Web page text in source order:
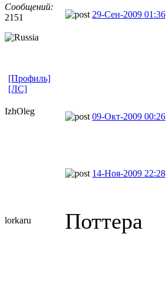
Сообщений:
2151
29-Сен-2009 01:36
[Профиль]
[ЛС]
IzhOleg
09-Окт-2009 00:26
lorkaru
14-Ноя-2009 22:28
Поттера